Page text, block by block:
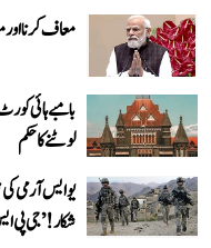
معاف کرنا اور
بامبے ہائی
لوٹنے کا حکم
یو ایس آرمی کی
شکار! ’جی پی